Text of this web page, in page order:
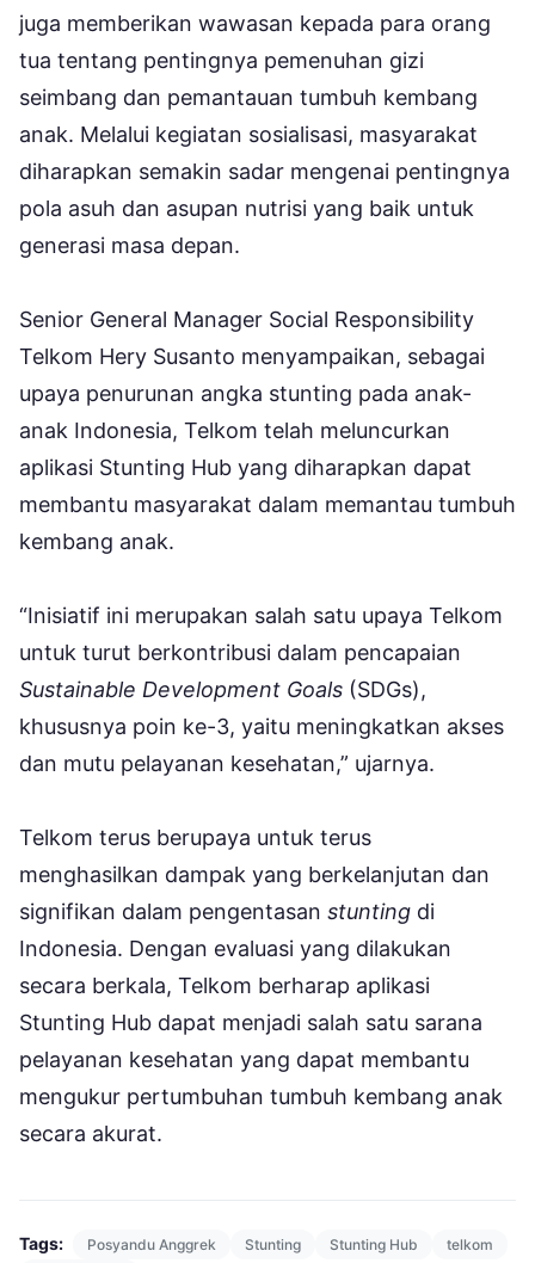
juga memberikan wawasan kepada para orang
tua tentang pentingnya pemenuhan gizi
seimbang dan pemantauan tumbuh kembang
anak. Melalui kegiatan sosialisasi, masyarakat
diharapkan semakin sadar mengenai pentingnya
pola asuh dan asupan nutrisi yang baik untuk
generasi masa depan.
Senior General Manager Social Responsibility
Telkom Hery Susanto menyampaikan, sebagai
upaya penurunan angka stunting pada anak-
anak Indonesia, Telkom telah meluncurkan
aplikasi Stunting Hub yang diharapkan dapat
membantu masyarakat dalam memantau tumbuh
kembang anak.
“Inisiatif ini merupakan salah satu upaya Telkom
untuk turut berkontribusi dalam pencapaian
Sustainable Development Goals (SDGs),
khususnya poin ke-3, yaitu meningkatkan akses
dan mutu pelayanan kesehatan,” ujarnya.
Telkom terus berupaya untuk terus
menghasilkan dampak yang berkelanjutan dan
signifikan dalam pengentasan stunting di
Indonesia. Dengan evaluasi yang dilakukan
secara berkala, Telkom berharap aplikasi
Stunting Hub dapat menjadi salah satu sarana
pelayanan kesehatan yang dapat membantu
mengukur pertumbuhan tumbuh kembang anak
secara akurat.
Tags: Posyandu Anggrek Stunting Stunting Hub telkom